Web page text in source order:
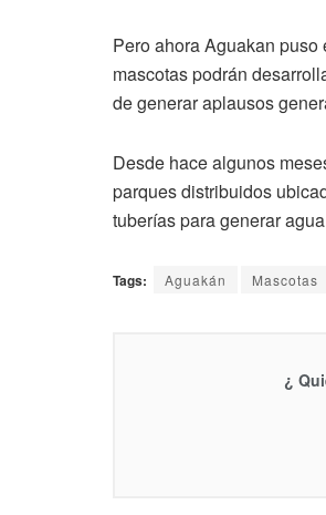
Pero ahora Aguakan
mascotas podrán
de generar aplausos
Desde hace algunos
parques distribuidos
tuberías para generar
Tags: Aguakán Mascotas
¿